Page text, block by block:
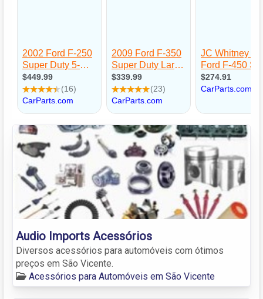
Audio Imports Acessórios
Diversos acessórios para automóveis com ótimos
preços em São Vicente.
Acessórios para Automóveis em São Vicente